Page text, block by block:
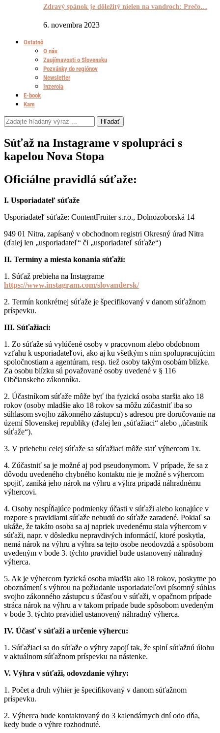
Zdravý spánok je dôležitý nielen na vandroch: Prečo…
6. novembra 2023
Ostatnô
O nás
Zaujímavosti o Slovensku
Pozvánky do regiónov
Newsletter
Inzercia
E-book
Kam
Hľadať
Súťaž na Instagrame v spolupráci s
kapelou Nova Stopa
Oficiálne pravidlá súťaže:
I. Usporiadateľ súťaže
Usporiadateľ súťaže: ContentFruiter s.r.o., Dolnozoborská 14
949 01 Nitra, zapísaný v obchodnom registri Okresný úrad Nitra
(ďalej len „usporiadateľ“ či „usporiadateľ súťaže“)
II. Termíny a miesta konania súťaží:
1. Súťaž prebieha na Instagrame
https://www.instagram.com/slovandersk/
2. Termín konkrétnej súťaže je špecifikovaný v danom súťažnom
príspevku.
III. Súťažiaci:
1. Zo súťaže sú vylúčené osoby v pracovnom alebo obdobnom
vzťahu k usporiadateľovi, ako aj ku všetkým s ním spolupracujúcim
spoločnostiam a agentúram, resp. tiež osoby takým osobám blízke.
Za osobu blízku sú považované osoby uvedené v § 116
Občianskeho zákonníka.
2. Účastníkom súťaže môže byť iba fyzická osoba staršia ako 18
rokov (osoby mladšie ako 18 rokov sa môžu zúčastniť iba so
súhlasom svojho zákonného zástupcu) s adresou pre doručovanie na
území Slovenskej republiky (ďalej len „súťažiaci“ alebo „účastník
súťaže“).
3. V priebehu celej súťaže sa súťažiaci môže stať výhercom 1x.
4. Zúčastniť sa je možné aj pod pseudonymom. V prípade, že sa z
dôvodu uvedeného chybného kontaktu nie je možné s výhercom
spojiť, zaniká jeho nárok na výhru a výhra pripadá náhradnému
výhercovi.
4. Osoby nespĺňajúce podmienky účasti v súťaži alebo konajúce v
rozpore s pravidlami súťaže nebudú do súťaže zaradené. Pokiaľ sa
ukáže, že takáto osoba sa aj napriek uvedenému stala výhercom v
súťaži, napr. v dôsledku nepravdivých informácií, ktoré poskytla,
nemá nárok na výhru a výhra sa tejto osobe neodovzdá a spôsobom
uvedeným v bode 3. týchto pravidiel bude ustanovený náhradný
výherca.
5. Ak je výhercom fyzická osoba mladšia ako 18 rokov, poskytne po
oboznámení s výhrou na požiadanie usporiadateľovi písomný súhlas
svojho zákonného zástupcu s účasťou v súťaži, v opačnom prípade
stráca nárok na výhru a v takom prípade bude spôsobom uvedeným
v bode 3. týchto pravidiel ustanovený náhradný výherca.
IV. Účasť v súťaži a určenie výhercu:
1. Súťažiaci sa do súťaže o výhry zapojí tak, že splní súťažnú úlohu
v aktuálnom súťažnom príspevku na nástenke.
V. Výhra v súťaži, odovzdanie výhry:
1. Počet a druh výhier je špecifikovaný v danom súťažnom
príspevku.
2. Výherca bude kontaktovaný do 3 kalendárnych dní odo dňa,
kedy bude o výhre rozhodnuté.